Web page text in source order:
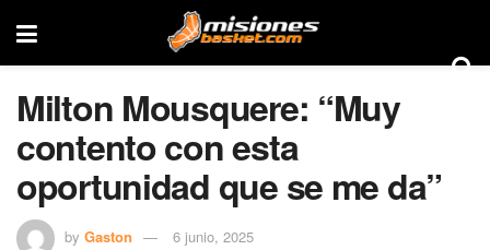
Milton Mousquere: “Muy
contento con esta
oportunidad que se me da”
by Gaston 6 junio, 2025